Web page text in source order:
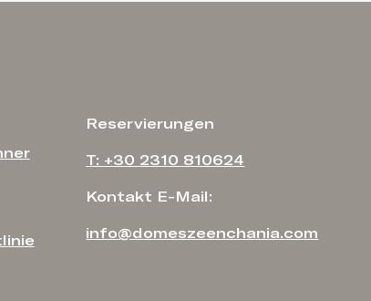
Reservierungen
T: +30 2310 810624
Kontakt E-Mail:
info@domeszeenchania.com